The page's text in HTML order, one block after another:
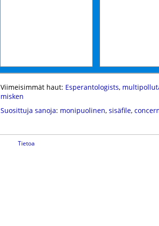
Viimeisimmät haut: Esperantologists,
misken
Suosittuja sanoja: monipuolinen, sisäfile,
Tietoa